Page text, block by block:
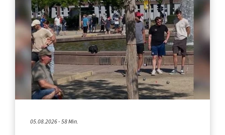
05.08.2026 - 58 Min.